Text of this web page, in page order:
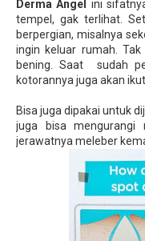
Derma Angel ini
tempel, gak terlihat.
berpergian, misalnya
ingin keluar rumah.
bening. Saat sudah
kotorannya juga akan
Bisa juga dipakai untuk
juga bisa mengurangi
jerawatnya meleber